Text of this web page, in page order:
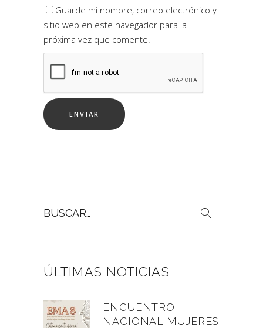
Guarde mi nombre, correo electrónico y
sitio web en este navegador para la
próxima vez que comente.
por:
ÚLTIMAS NOTICIAS
ENCUENTRO
NACIONAL MUJERES